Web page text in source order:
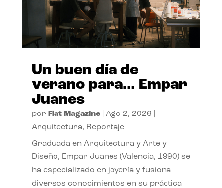
Un buen día de
verano para… Empar
Juanes
por Flat Magazine| Ago 2, 2026
Arquitectura, Reportaje
Graduada en Arquitectura y Arte y
Diseño, Empar Juanes (Valencia, 1990) se
ha especializado en joyería y fusiona
diversos conocimientos en su práctica